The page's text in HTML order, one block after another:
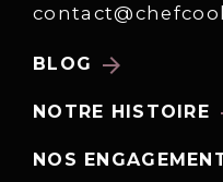
BLOG arrow_forward
NOTRE HISTOIRE
NOS